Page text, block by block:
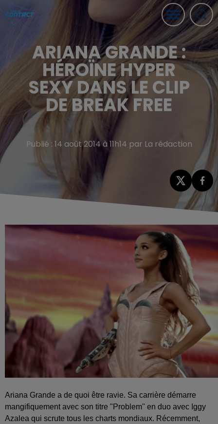
ARIANA GRANDE :
HÉROÏNE HYPER
SEXY DANS LE CLIP
DE BREAK FREE
Publié : 14 août 2014 à 11h14 par La rédaction
Ariana Grande a de quoi être ravie. Sa carrière démarre
mangifiquement avec son titre "Problem" en duo avec Iggy
Azalea qui scrute tous les charts mondiaux. Récemment,